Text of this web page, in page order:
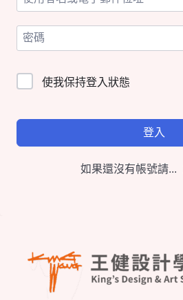
使我保持登入狀態
登入
如果還沒有帳號請...